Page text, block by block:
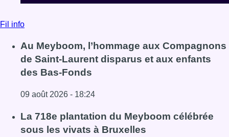
Fil info
Au Meyboom, l’hommage aux Compagnons
de Saint-Laurent disparus et aux enfants
des Bas-Fonds
09 août 2026 - 18:24
Lire l'article Au Meyboom, l’hommage aux
La 718e plantation du Meyboom célébrée
sous les vivats à Bruxelles